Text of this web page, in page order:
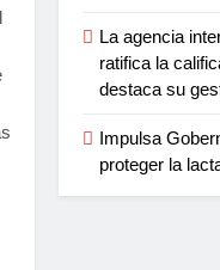
La agencia
ratifica la
destaca su
Impulsa
proteger la